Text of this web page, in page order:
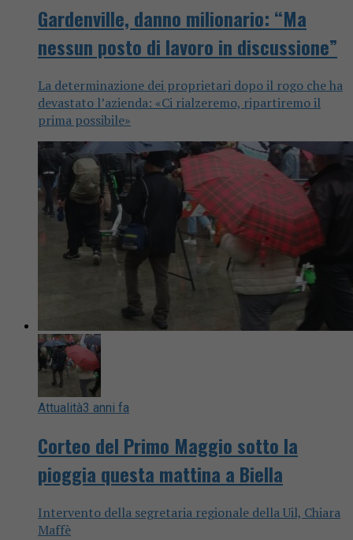
Gardenville, danno milionario: “Ma
nessun posto di lavoro in discussione”
La determinazione dei proprietari dopo il rogo che ha
devastato l’azienda: «Ci rialzeremo, ripartiremo il
prima possibile»
Attualità3 anni fa
Corteo del Primo Maggio sotto la
pioggia questa mattina a Biella
Intervento della segretaria regionale della Uil, Chiara
Maffè